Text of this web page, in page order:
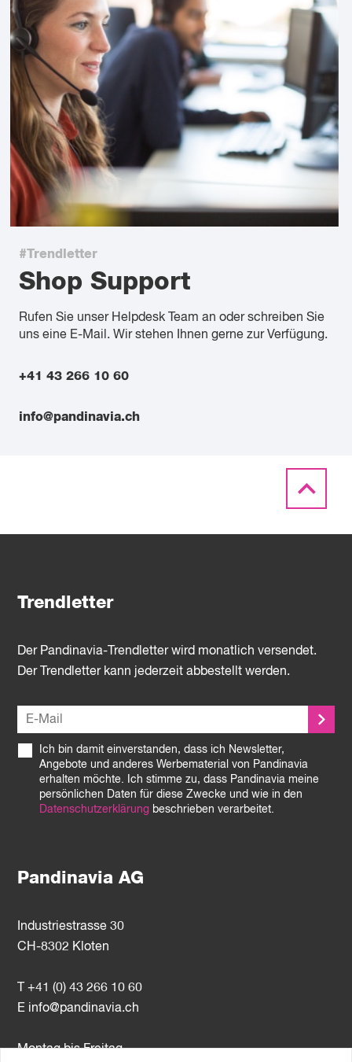
#Trendletter
Shop Support
Rufen Sie unser Helpdesk Team an oder schreiben Sie
uns eine E-Mail. Wir stehen Ihnen gerne zur Verfügung.
+41 43 266 10 60
info@pandinavia.ch
Pandinavia AG
Industriestrasse 30
CH-8302 Kloten
T +41 (0) 43 266 10 60
E info@pandinavia.ch
Montag bis Freitag
Trendletter
Der Pandinavia-Trendletter wird monatlich versendet.
Der Trendletter kann jederzeit abbestellt werden.
Ich bin damit einverstanden, dass ich Newsletter,
Angebote und anderes Werbematerial von Pandinavia
erhalten möchte. Ich stimme zu, dass Pandinavia meine
persönlichen Daten für diese Zwecke und wie in den
Datenschutzerklärung beschrieben verarbeitet.